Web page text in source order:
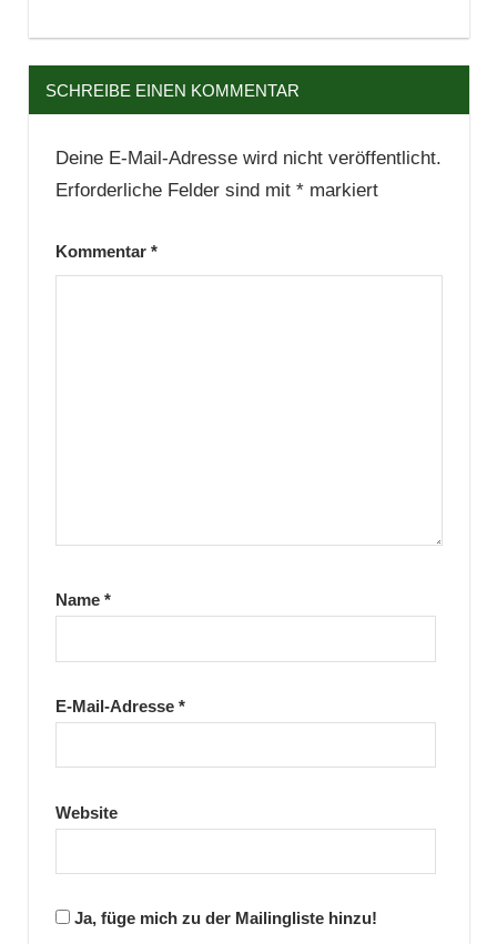
SCHREIBE EINEN KOMMENTAR
Deine E-Mail-Adresse wird nicht veröffentlicht.
Erforderliche Felder sind mit *markiert
Kommentar *
Name *
E-Mail-Adresse *
Website
Ja, füge mich zu der Mailingliste hinzu!